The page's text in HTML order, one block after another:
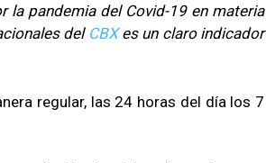
la pandemia del Covid-19 en materia
del CBXes un claro indicador
regular, las 24 horas del día los 7